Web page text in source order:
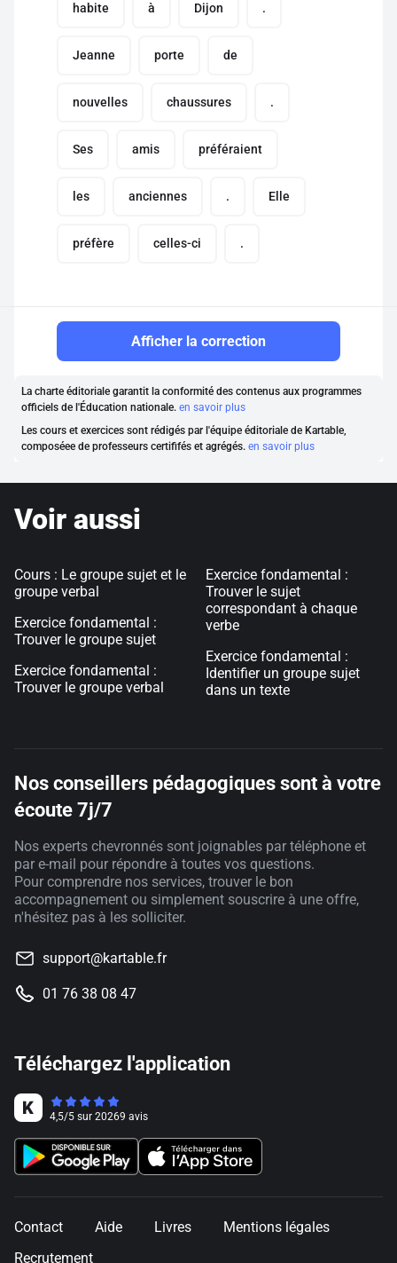
habite à Dijon .
Jeanne porte de
nouvelles chaussures .
Ses amis préféraient
les anciennes . Elle
préfère celles-ci .
Afficher la correction
La charte éditoriale garantit la conformité des contenus aux programmes
officiels de l'Éducation nationale. en savoir plus
Les cours et exercices sont rédigés par l'équipe éditoriale de Kartable,
composéee de professeurs certififés et agrégés. en savoir plus
Voir aussi
Cours : Le groupe sujet et le
groupe verbal
Exercice fondamental :
Trouver le groupe sujet
Exercice fondamental :
Trouver le groupe verbal
Exercice fondamental :
Trouver le sujet
correspondant à chaque
verbe
Exercice fondamental :
Identifier un groupe sujet
dans un texte
Nos conseillers pédagogiques sont à votre
écoute 7j/7
Nos experts chevronnés sont joignables par téléphone et
par e-mail pour répondre à toutes vos questions.
Pour comprendre nos services, trouver le bon
accompagnement ou simplement souscrire à une offre,
n'hésitez pas à les solliciter.
support@kartable.fr
01 76 38 08 47
Téléchargez l'application
4,5/5 sur 20269 avis
Contact Aide Livres
Mentions légales
Recrutement